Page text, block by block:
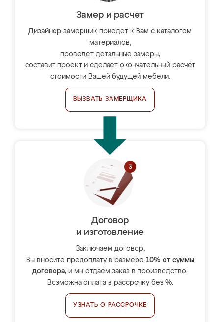
Замер и расчет
Дизайнер-замерщик приедет к Вам с каталогом
материалов,
проведёт детальные замеры,
составит проект и сделает окончательный расчёт
стоимости Вашей будущей мебели.
ВЫЗВАТЬ ЗАМЕРЩИКА
Договор
и изготовление
Заключаем договор,
Вы вносите предоплату в размере 10% от суммы
договора, и мы отдаём заказ в производство.
Возможна оплата в рассрочку без %.
УЗНАТЬ О РАССРОЧКЕ